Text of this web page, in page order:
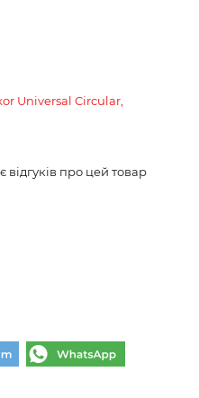
Universal Circular,
відгуків про цей товар